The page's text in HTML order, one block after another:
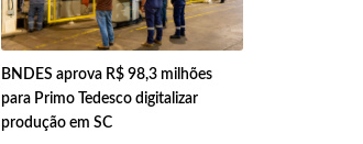
BNDES aprova R$ 98,3 milhões
para Primo Tedesco digitalizar
produção em SC